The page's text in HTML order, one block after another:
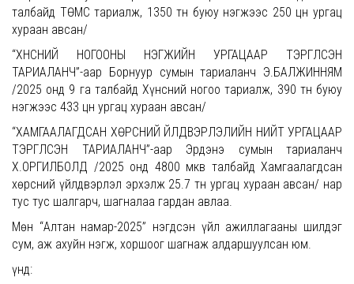
талбайд ТӨМС тариалж, 1350 тн буюу нэгжээс 250 цн ургац
хураан авсан/
“ХҮНСНИЙ НОГООНЫ НЭГЖИЙН УРГАЦААР ТЭРГҮҮЛСЭН
ТАРИАЛАНЧ”-аар Борнуур сумын тариаланч Э.БАЛЖИННЯМ
/2025 онд 9 га талбайд Хүнсний ногоо тариалж, 390 тн буюу
нэгжээс 433 цн ургац хураан авсан/
“ХАМГААЛАГДСАН ХӨРСНИЙ ҮЙЛДВЭРЛЭЛИЙН НИЙТ УРГАЦААР
ТЭРГҮҮЛСЭН ТАРИАЛАНЧ”-аар Эрдэнэ сумын тариаланч
Х.ОРГИЛБОЛД /2025 онд 4800 мкв талбайд Хамгаалагдсан
хөрсний үйлдвэрлэл эрхэлж 25.7 тн ургац хураан авсан/ нар
тус тус шалгарч, шагналаа гардан авлаа.
Мөн “Алтан намар-2025” нэгдсэн үйл ажиллагааны шилдэг
сум, аж ахуйн нэгж, хоршоог шагнаж алдаршуулсан юм.
Үүнд: